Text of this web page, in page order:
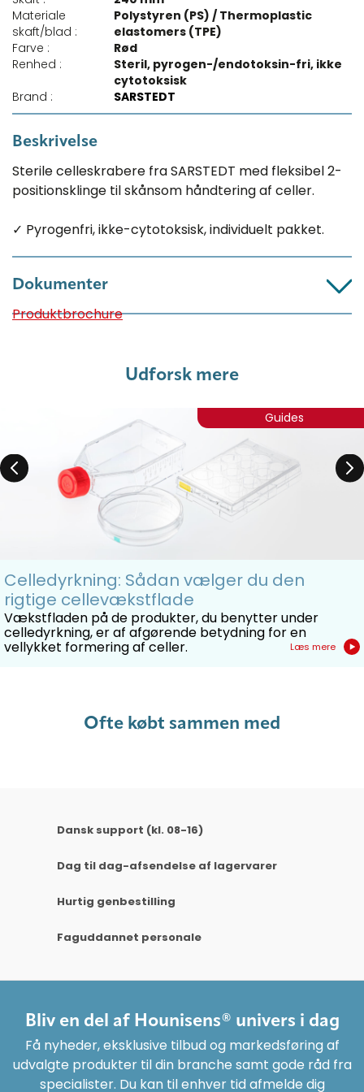
Materiale
skaft/blad :
Polystyren (PS) / Thermoplastic
elastomers (TPE)
Farve :
Rød
Renhed :
Steril, pyrogen-/endotoksin-fri, ikke
cytotoksisk
Brand :
SARSTEDT
Beskrivelse
Sterile celleskrabere fra SARSTEDT med fleksibel 2-
positionsklinge til skånsom håndtering af celler.
✓ Pyrogenfri, ikke-cytotoksisk, individuelt pakket.
Dokumenter
Produktbrochure
Udforsk mere
Guides
Celledyrkning: Sådan vælger du den
rigtige cellevækstflade
Vækstfladen på de produkter, du benytter under
celledyrkning, er af afgørende betydning for en
vellykket formering af celler. Læs mere
Ofte købt sammen med
Dansk support (kl. 08-16)
Dag til dag-afsendelse af lagervarer
Hurtig genbestilling
Faguddannet personale
Bliv en del af Hounisens® univers i dag
Få nyheder, eksklusive tilbud og markedsføring af
udvalgte produkter til din branche samt gode råd fra
specialister. Du kan til enhver tid afmelde dig